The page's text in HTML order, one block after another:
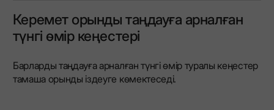
Керемет орынды таңдауға арналған
түнгі өмір кеңестері
Барларды таңдауға арналған түнгі өмір туралы кеңестер
тамаша орынды іздеуге көмектеседі.